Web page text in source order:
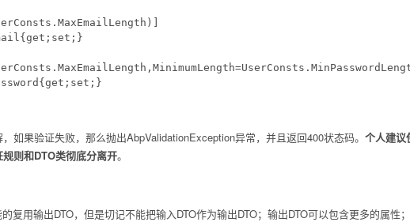
如果验证失败，那么抛出AbpValidationException异常，并且返回400状态码。 个人建
则和DTO类彻底分离开。
复用输出DTO，但是切记不能把输入DTO作为输出DTO；输出DTO可以包含更多的属性